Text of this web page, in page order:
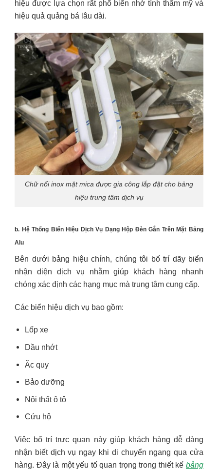
hiệu được lựa chọn rất phổ biến nhờ tính thẩm mỹ và
hiệu quả quảng bá lâu dài.
Chữ nổi inox mặt mica được gia công lắp đặt cho bảng
hiệu trung tâm dịch vụ
b. Hệ Thống Biển Hiệu Dịch Vụ Dạng Hộp Đèn Gắn Trên Mặt Bảng
Alu
Bên dưới bảng hiệu chính, chúng tôi bố trí dãy biển
nhận diện dịch vụ nhằm giúp khách hàng nhanh
chóng xác định các hạng mục mà trung tâm cung cấp.
Các biển hiệu dịch vụ bao gồm:
Lốp xe
Dầu nhớt
Ắc quy
Bảo dưỡng
Nội thất ô tô
Cứu hộ
Việc bố trí trực quan này giúp khách hàng dễ dàng
nhận biết dịch vụ ngay khi di chuyển ngang qua cửa
hàng. Đây là một yếu tố quan trọng trong thiết kế bảng